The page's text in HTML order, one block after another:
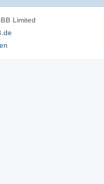
Limited